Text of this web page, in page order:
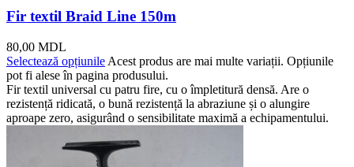
Fir textil Braid Line 150m
80,00 MDL
Selectează opțiunile Acest produs are mai multe variații. Opțiunile
pot fi alese în pagina produsului.
Fir textil universal cu patru fire, cu o împletitură densă. Are o
rezistență ridicată, o bună rezistență la abraziune și o alungire
aproape zero, asigurând o sensibilitate maximă a echipamentului.